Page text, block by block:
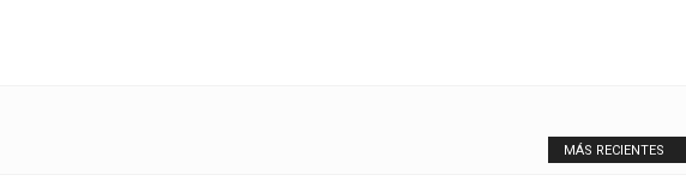
MÁS RECIENTES